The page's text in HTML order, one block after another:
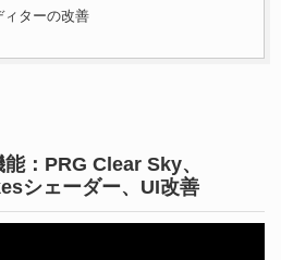
ィターの改善
：PRG Clear Sky、
シェーダー、UI改善